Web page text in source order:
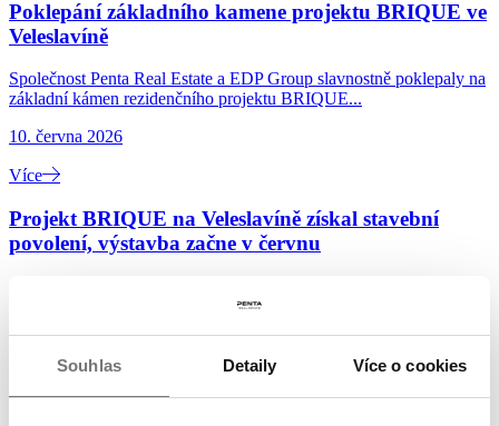
Souhlas Detaily Více o cookies
Poklepání základního kamene projektu BRIQUE ve
Veleslavíně
Společnost Penta Real Estate a EDP Group slavnostně poklepaly na
základní kámen rezidenčního projektu BRIQUE...
10. června 2026
Více
Projekt BRIQUE na Veleslavíně získal stavební
povolení, výstavba začne v červnu
Estate a EPD Group získal pravomocné stavební...